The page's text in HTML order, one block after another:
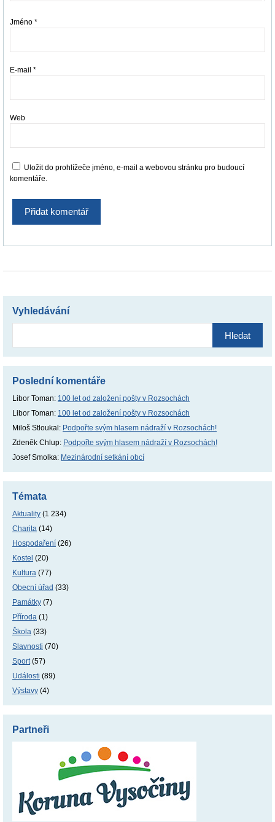
Jméno *
E-mail *
Web
Uložit do prohlížeče jméno, e-mail a webovou stránku pro budoucí
komentáře.
Vyhledávání
Poslední komentáře
Libor Toman: 100 let od založení pošty v Rozsochách
Libor Toman: 100 let od založení pošty v Rozsochách
Miloš Stloukal: Podpořte svým hlasem nádraží v Rozsochách!
Zdeněk Chlup: Podpořte svým hlasem nádraží v Rozsochách!
Josef Smolka: Mezinárodní setkání obcí
Témata
Aktuality (1 234)
Charita (14)
Hospodaření (26)
Kostel (20)
Kultura (77)
Obecní úřad (33)
Památky (7)
Příroda (1)
Škola (33)
Slavnosti (70)
Sport(57)
Události (89)
Výstavy (4)
Partneři